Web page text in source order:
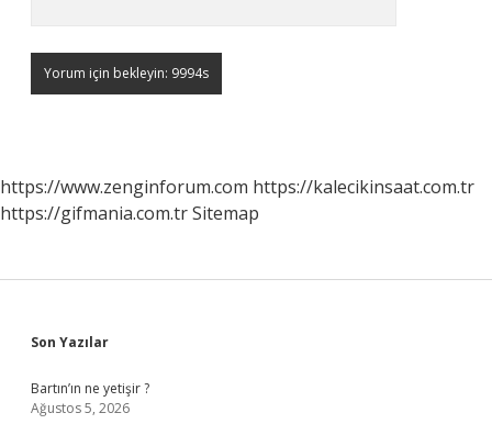
https://www.zenginforum.com https://kalecikinsaat.com.tr
https://gifmania.com.trSitemap
Sidebar
Son Yazılar
Bartın’ın ne yetişir ?
Ağustos 5, 2026